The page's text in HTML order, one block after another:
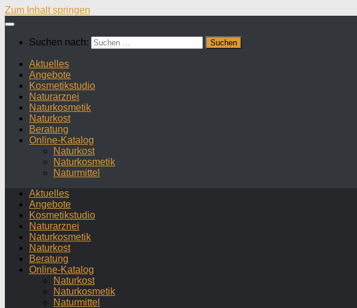
Zum Inhalt springen
Suchen nach:
Aktuelles
Angebote
Kosmetikstudio
Naturarznei
Naturkosmetik
Naturkost
Beratung
Online-Katalog
Naturkost
Naturkosmetik
Naturmittel
Aktuelles
Angebote
Kosmetikstudio
Naturarznei
Naturkosmetik
Naturkost
Beratung
Online-Katalog
Naturkost
Naturkosmetik
Naturmittel